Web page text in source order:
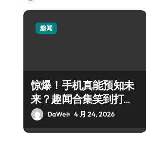
趣闻
惊爆！手机真能预知未
来？趣闻合集笑到打
滚！DaWei 4 月 24, 2026